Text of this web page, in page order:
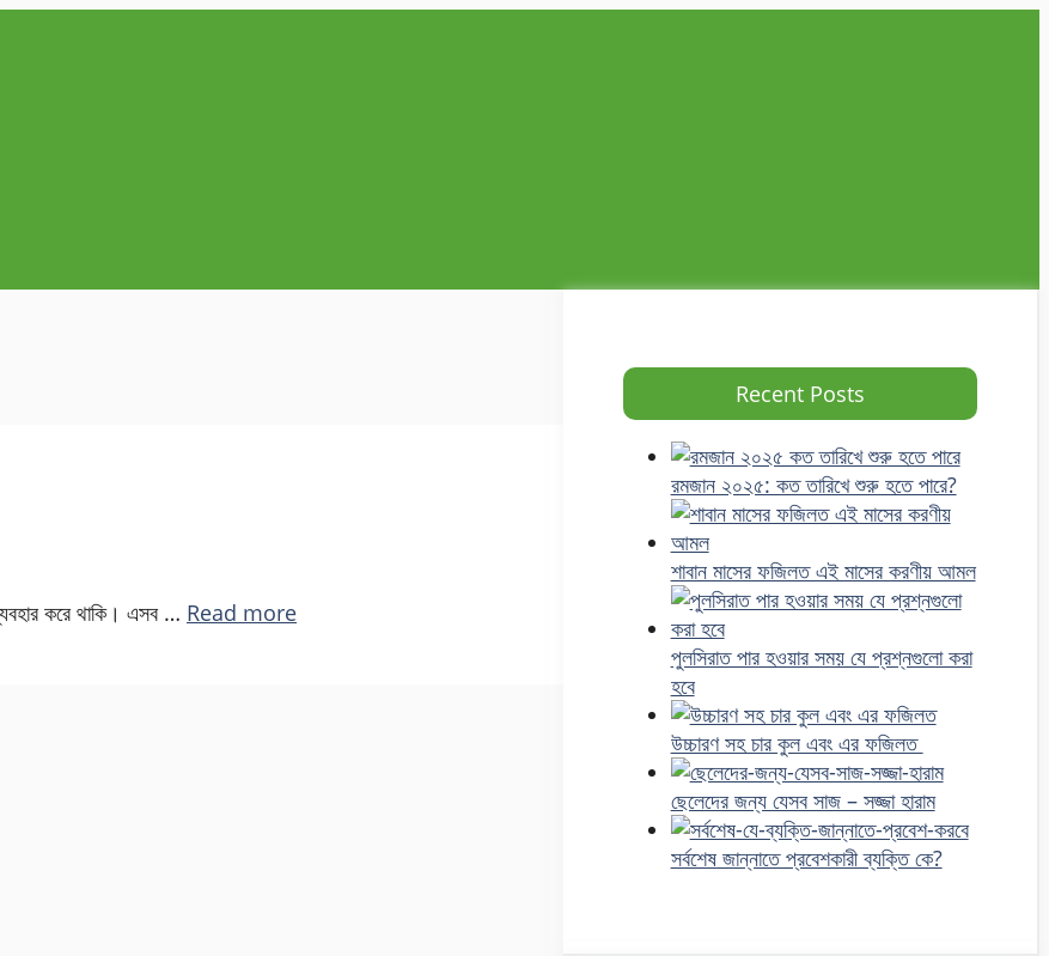
করে থাকি। এসব … Read more
Recent Posts
রমজান ২০২৫: কত তারিখে শুরু হতে পারে?
শাবান মাসের ফজিলত এই মাসের করণীয় আমল
পুলসিরাত পার হওয়ার সময় যে প্রশ্নগুলো করা
হবে
উচ্চারণ সহ চার কুল এবং এর ফজিলত
ছেলেদের জন্য যেসব সাজ – সজ্জা হারাম
সর্বশেষ জান্নাতে প্রবেশকারী ব্যক্তি কে?